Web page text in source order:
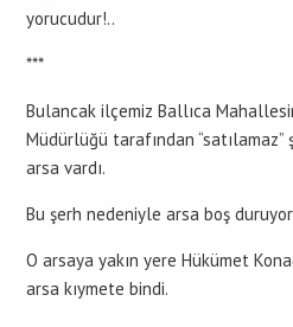
yorucudur!..
***
Bulancak ilçemiz Ballıca
Müdürlüğü tarafından
arsa vardı.
Bu şerh nedeniyle arsa boş
O arsaya yakın yere Hükümet
arsa kıymete bindi.